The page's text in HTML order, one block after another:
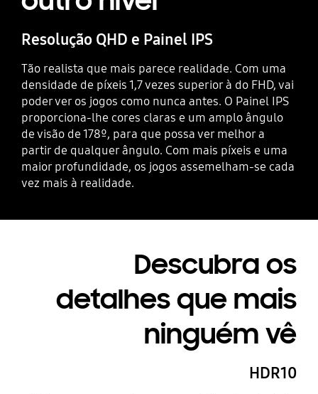
Resolução QHD e Painel IPS
Tão realista que mais parece realidade. Com uma
densidade de píxeis 1,7 vezes superior à do FHD, vai
poder ver os jogos como nunca antes. O Painel IPS
proporciona-lhe cores claras e um amplo ângulo
de visão de 178º, para que possa ver melhor a
partir de qualquer ângulo. Com mais píxeis e uma
maior profundidade, os jogos assemelham-se cada
vez mais à realidade.
Descubra os
detalhes que mais
ninguém vê
HDR10